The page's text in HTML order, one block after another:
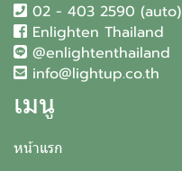
02 - 403 2590 (auto)
Enlighten Thailand
@enlightenthailand
info@lightup.co.th
เมนู
หน้าแรก